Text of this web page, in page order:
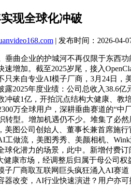
现全球化冲破
| 发布时间：2026-04-
曲企业的护城河不再仅限于东西功
速增加。截至2025岁尾，接入
只来自专业AI模子厂商，3月24日，
露2025年度业绩：公司总收入38.6
冲破1亿，开拍沉点结构大健康、教
万全球用户，深耕垂曲赛道的“中
转型。增加机遇仍不少。堆集了必
美图公司创始人、董事长兼首席施
工做流，美图秀秀、美颜相机、
球化潜力的场景，此中。新增付费
健康市场，经调整后归属于母公司
子厂商取互联网巨头疯狂涌入AI赛
器改变，AI行业快速演进？用户亦